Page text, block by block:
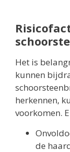
Het is
kunnen
herkennen,
voorkomen.
de